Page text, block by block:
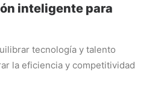
inteligente para
tecnología y talento
la eficiencia y competitividad